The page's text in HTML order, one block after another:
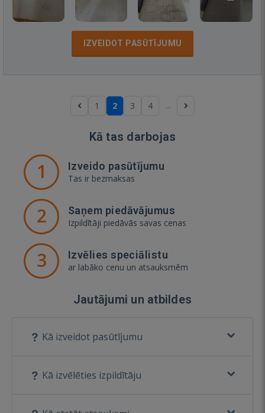
IZVEIDOT PASŪTĪJUMU
1 2 3 4 ...
Kā tas darbojas
1 Izveido pasūtījumu
Tas ir bezmaksas
2 Saņem piedāvājumus
Izpildītāji piedāvās savas cenas
3 Izvēlies speciālistu
ar labāko cenu un atsauksmēm
Jautājumi un atbildes
Kā izveidot pasūtījumu
Kā izvēlēties izpildītāju